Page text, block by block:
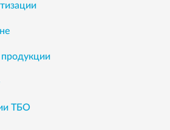
продукции
ТБО